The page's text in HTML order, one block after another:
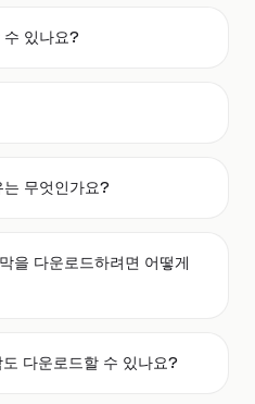
수 있나요?
무엇인가요?
을 다운로드하려면 어떻게
다운로드할 수 있나요?